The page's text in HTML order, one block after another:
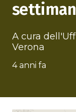
A cura
Verona
4 anni fa